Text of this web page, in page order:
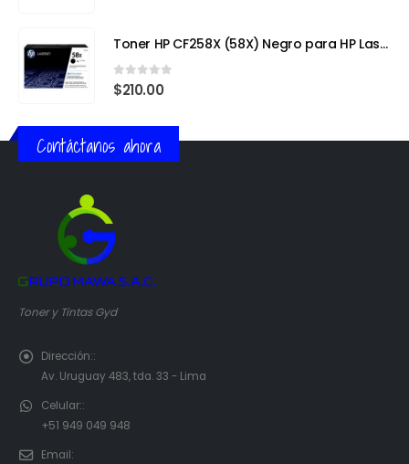
Toner HP CF258X (58X) Negro para HP LaserJet Pro
0out of 5
$210.00
Contáctanos ahora
Toner y Tintas Gyd
Dirección::
Av. Uruguay 483, tda. 33 - Lima
Celular::
+51 949 049 948
Email: